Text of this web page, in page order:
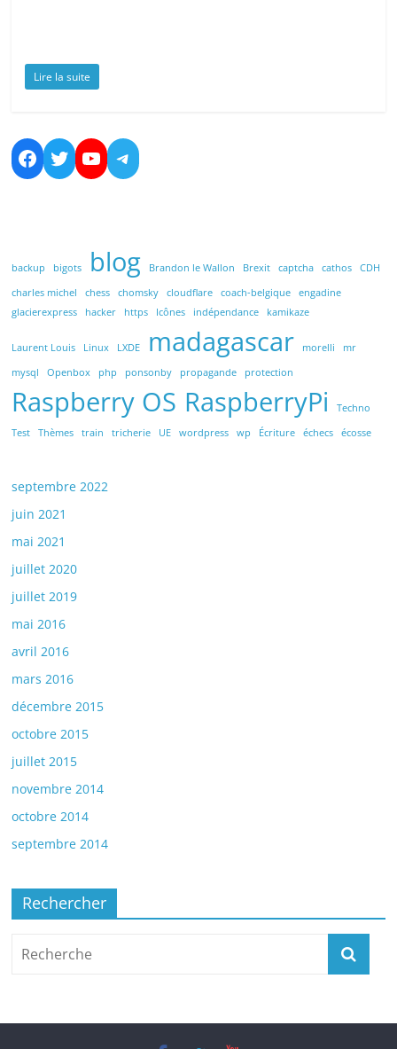
Lire la suite
Facebook
Twitter
YouTubeTelegram
backup bigots blog Brandon le Wallon Brexit captcha cathos
CDH
charles michel
chess chomsky cloudflare coach-belgique
engadine
glacierexpress
hacker https Icônes indépendance kamikaze
Laurent Louis Linux LXDE madagascar morelli
mr
mysql
Openbox php ponsonby propagande protection
Raspberry OS RaspberryPi
Techno
Test
Thèmes train tricherie UE wordpress wp Écriture échecs écosse
septembre 2022
juin 2021
mai 2021
juillet 2020
juillet 2019
mai 2016
avril 2016
mars 2016
décembre 2015
octobre 2015
juillet 2015
novembre 2014
octobre 2014
septembre 2014
Rechercher